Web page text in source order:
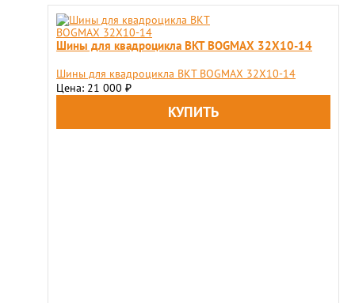
Шины для квадроцикла BKT BOGMAX 32X10-14
Шины для квадроцикла BKT BOGMAX 32X10-14
Цена: 21 000 ₽